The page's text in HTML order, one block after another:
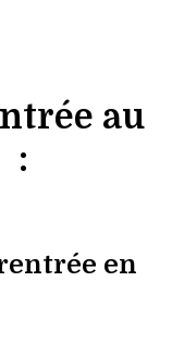
au
:
en